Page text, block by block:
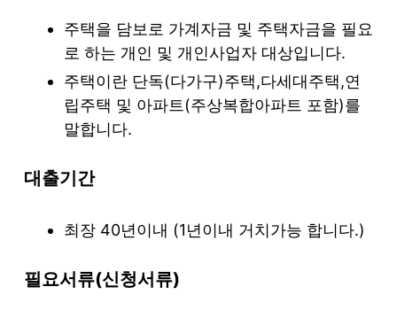
주택을 담보로 가계자금 및 주택자금을 필요
로 하는 개인 및 개인사업자 대상입니다.
주택이란 단독(다가구)주택,다세대주택,연
립주택 및 아파트(주상복합아파트 포함)를
말합니다.
대출기간
최장 40년이내 (1년이내 거치가능 합니다.)
필요서류(신청서류)